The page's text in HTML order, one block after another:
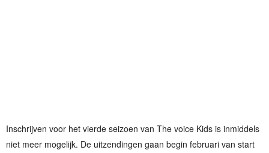
Inschrijven voor het vierde seizoen van The voice Kids is inmiddels
niet meer mogelijk. De uitzendingen gaan begin februari van start